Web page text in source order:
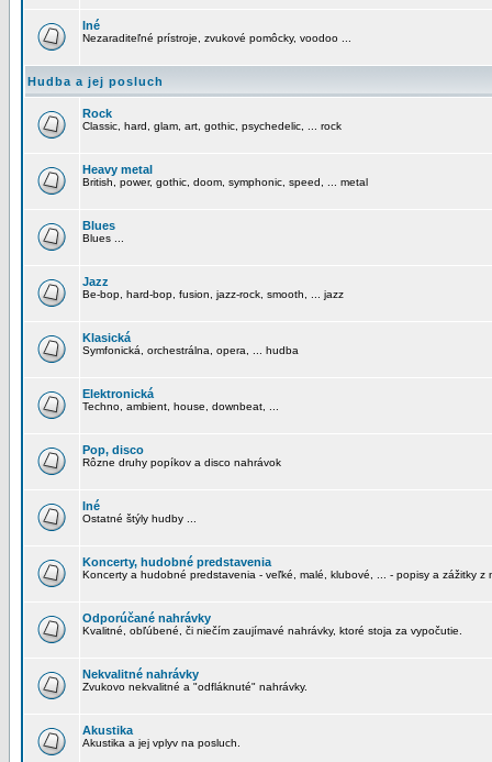
Iné
Nezaraditeľné prístroje, zvukové pomôcky, voodoo ...
Hudba a jej posluch
Rock
Classic, hard, glam, art, gothic, psychedelic, ... rock
Heavy metal
British, power, gothic, doom, symphonic, speed, ... metal
Blues
Blues ...
Jazz
Be-bop, hard-bop, fusion, jazz-rock, smooth, ... jazz
Klasická
Symfonická, orchestrálna, opera, ... hudba
Elektronická
Techno, ambient, house, downbeat, ...
Pop, disco
Rôzne druhy popíkov a disco nahrávok
Iné
Ostatné štýly hudby ...
Koncerty, hudobné predstavenia
Koncerty a hudobné predstavenia - veľké, malé, klubové, ... - popisy a zážitky z
Odporúčané nahrávky
Kvalitné, obľúbené, či niečím zaujímavé nahrávky, ktoré stoja za vypočutie.
Nekvalitné nahrávky
Zvukovo nekvalitné a "odfláknuté" nahrávky.
Akustika
Akustika a jej vplyv na posluch.